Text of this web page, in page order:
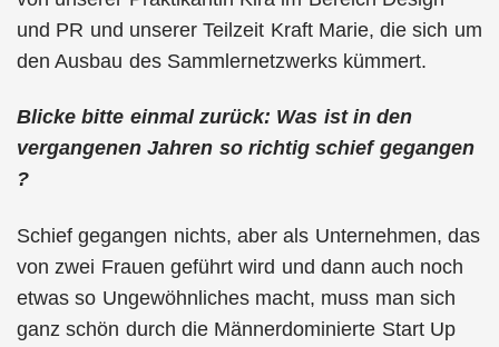
und PR und unserer Teilzeit Kraft Marie, die sich um
den Ausbau des Sammlernetzwerks kümmert.
Blicke bitte einmal zurück: Was ist in den
vergangenen Jahren so richtig schief gegangen
?
Schief gegangen nichts, aber als Unternehmen, das
von zwei Frauen geführt wird und dann auch noch
etwas so Ungewöhnliches macht, muss man sich
ganz schön durch die Männerdominierte Start Up